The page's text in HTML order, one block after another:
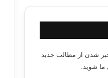
شدن از مطالب جدید
ما شوید.